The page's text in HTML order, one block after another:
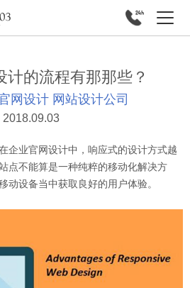
计的流程有那那些？
网设计 网站设计公司
2018.09.03
业官网设计中，响应式的设计方式越
点不能算是一种纯粹的移动化解决方
动设备当中获取良好的用户体验。